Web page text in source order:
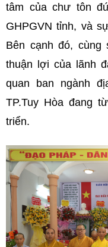
tâm của chư tôn
GHPGVN tỉnh, và
Bên cạnh đó,
thuận lợi của lãnh
quan ban ngành
TP.Tuy Hòa đang
triển.